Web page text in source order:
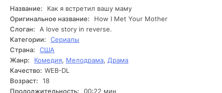
ходе развития сюжета Тед сталкивается с множеством
интересных и иногда необычных ситуаций. Остальные
герои также оказывают влияние на его жизнь. Маршалл и
Лили, находясь в отношениях, становятся для Теда
образцом совершенной пары, в то время как Барни,
придерживающийся философии "не привязываться",
пытается рекомендовать товарищу легкость в
отношениях. Вскоре Тед осознает, что его поиски любви не
только приносят боль, но также становятся источником
развлечений и неожиданных открытий. Каждое событие
Название:
Как я встретил вашу маму
Оригинальное название:
How I Met Your Mother
Слоган:
A love story in reverse.
Категории:
Сериалы
Страна:
США
Жанр:
Комедия, Мелодрама, Драма
Качество: WEB-DL
Возраст:
18
Продолжительность:
00:22 мин